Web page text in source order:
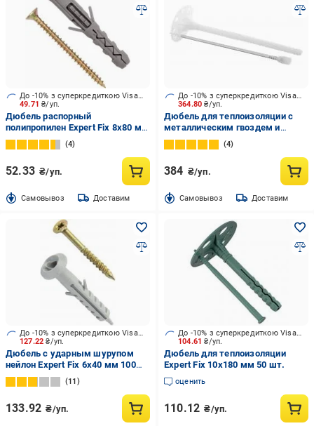
49.71₴/уп.
До -10% з суперкредиткою Visa Вигода
Дюбель распорный
полипропилен Expert Fix 8x80 мм
6 шт. (BKR-8X80be)
4
52.33 ₴/уп.
Cамовывоз Доставим
364.80₴/уп.
До -10% з суперкредиткою Visa Вигода
Дюбель для теплоизоляции с
металлическим гвоздем и
термоголовкой BauGut 10x180
мм 50 шт.
4
384 ₴/уп.
Cамовывоз Доставим
127.22₴/уп.
До -10% з суперкредиткою Visa Вигода
Дюбель с ударным шурупом
нейлон Expert Fix 6x40 мм 100
шт.
11
133.92 ₴/уп.
104.61₴/уп.
До -10% з суперкредиткою Visa Вигода
Дюбель для теплоизоляции
Expert Fix 10x180 мм 50 шт.
оценить
110.12 ₴/уп.